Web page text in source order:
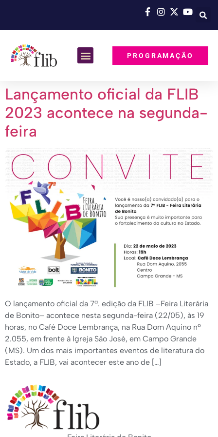
PROGRAMAÇÃO
Lançamento oficial da FLIB
2023 acontece na segunda-
feira
O lançamento oficial da 7ª. edição da FLIB –Feira Literária
de Bonito– acontece nesta segunda-feira (22/05), às 19
horas, no Café Doce Lembrança, na Rua Dom Aquino nº
2.055, em frente à Igreja São José, em Campo Grande
(MS). Um dos mais importantes eventos de literatura do
Estado, a FLIB, vai acontecer este ano de […]